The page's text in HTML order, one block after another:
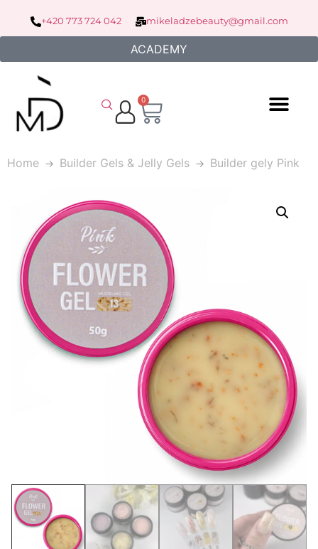
+420 773 724 042 mikeladzebeauty@gmail.com
ACADEMY
0
Home Builder Gels & Jelly Gels Builder gely Pink